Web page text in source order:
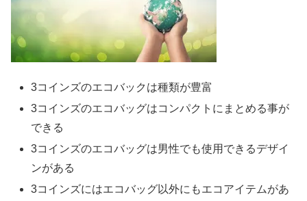
3コインズのエコバックは種類が豊富
3コインズのエコバッグはコンパクトにまとめる事が
できる
3コインズのエコバッグは男性でも使用できるデザイ
ンがある
3コインズにはエコバッグ以外にもエコアイテムがあ